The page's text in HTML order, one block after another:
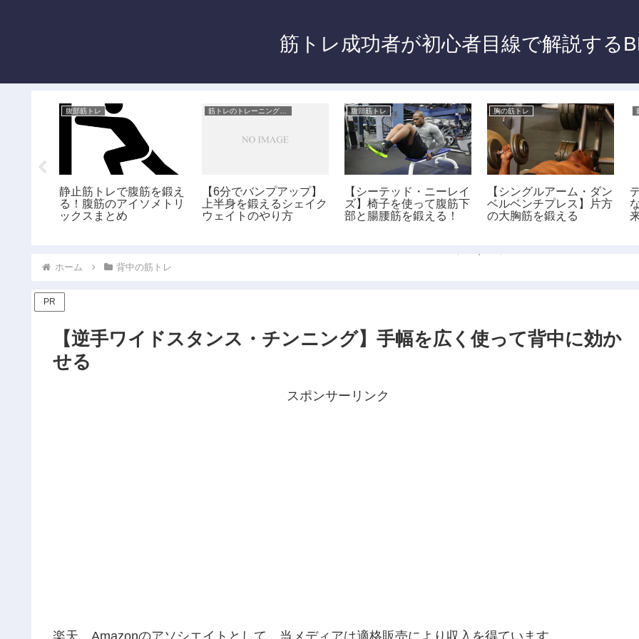
筋トレ成功者が初心者目線で解説する
腹部筋トレ
静止筋トレで腹筋を鍛え
る！腹筋のアイソメトリ
ックスまとめ
筋トレのトレーニング器具ガイド
【6分でバンプアップ】
上半身を鍛えるシェイク
ウェイトのやり方
腹部筋トレ
【シーテッド・ニーレイ
ズ】椅子を使って腹筋下
部と腸腰筋を鍛える！
胸の筋トレ
【シングルアーム・ダン
ベルベンチプレス】片方
の大胸筋を鍛える
ホーム 背中の筋トレ
PR
【逆手ワイドスタンス・チンニング】手幅を広く使って背中に効か
せる
スポンサーリンク